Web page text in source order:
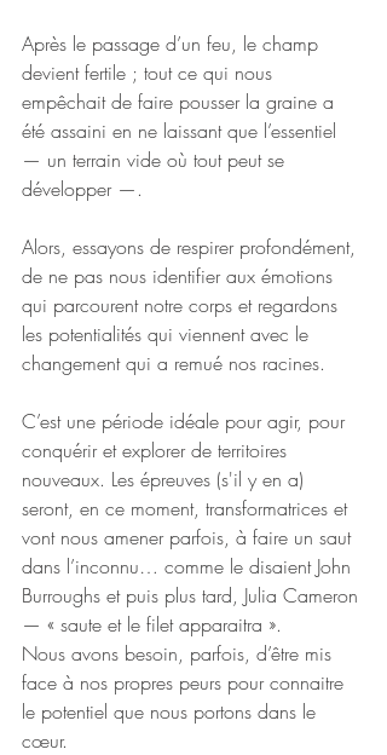
Après le passage d’un feu, le champ
devient fertile ; tout ce qui nous
empêchait de faire pousser la graine a
été assaini en ne laissant que l’essentiel
— un terrain vide où tout peut se
développer —.
Alors, essayons de respirer profondément,
de ne pas nous identifier aux émotions
qui parcourent notre corps et regardons
les potentialités qui viennent avec le
changement qui a remué nos racines.
C’est une période idéale pour agir, pour
conquérir et explorer de territoires
nouveaux. Les épreuves (s'il y en a)
seront, en ce moment, transformatrices et
vont nous amener parfois, à faire un saut
dans l’inconnu… comme le disaient John
Burroughs et puis plus tard, Julia Cameron
— « saute et le filet apparaitra ».
Nous avons besoin, parfois, d’être mis
face à nos propres peurs pour connaitre
le potentiel que nous portons dans le
cœur.